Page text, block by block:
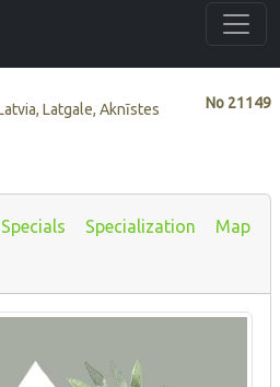
No 21149
Latgale, Aknīstes
Specials Specialization Map